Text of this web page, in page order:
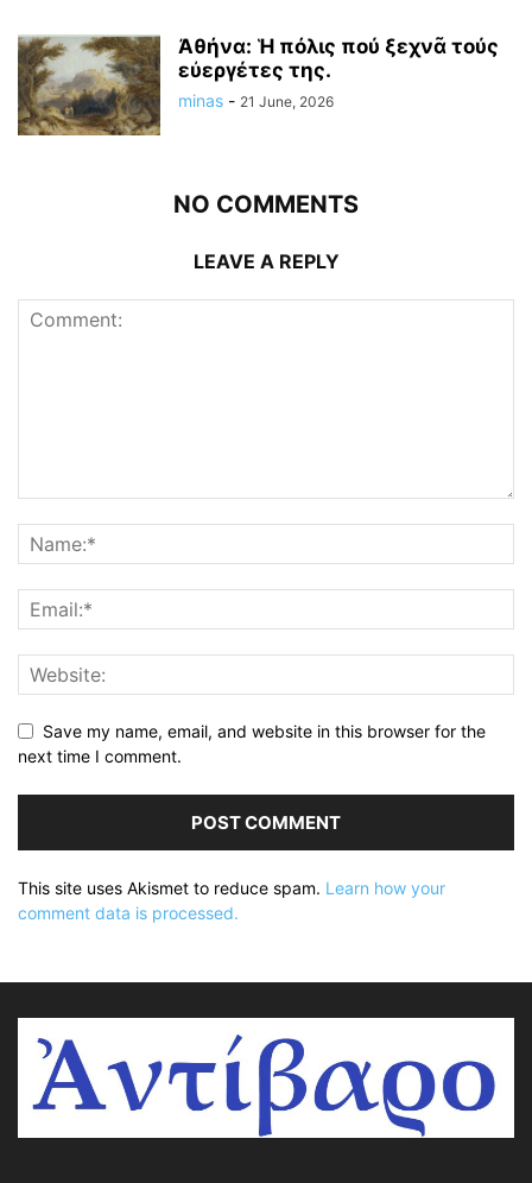
Ἀθήνα: Ἡ πόλις πού ξεχνᾶ τούς
εὐεργέτες της.
minas - 21 June, 2026
NO COMMENTS
LEAVE A REPLY
Save my name, email, and website in this browser for the
next time I comment.
This site uses Akismet to reduce spam. Learn how your
comment data is processed.